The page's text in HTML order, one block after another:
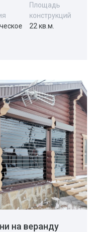
Площадь
конструкций
22 кв.м.
на веранду